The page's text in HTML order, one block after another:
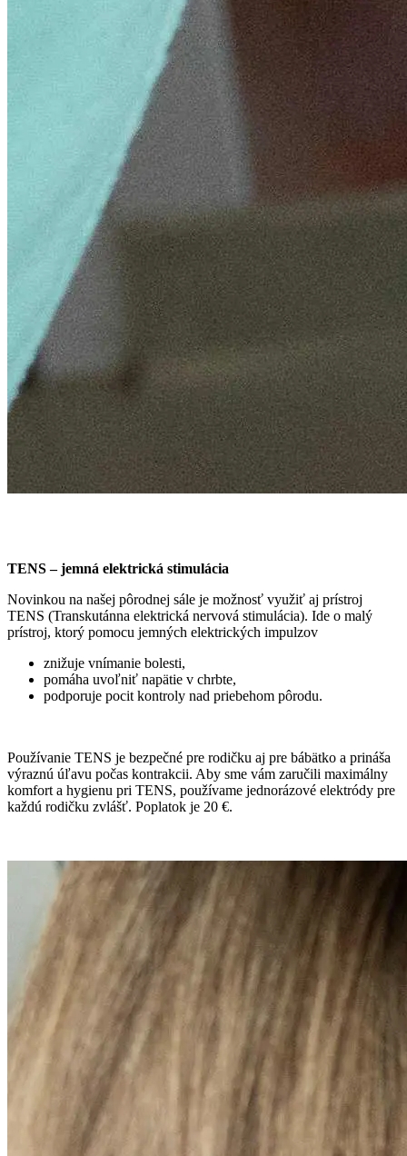
TENS – jemná elektrická stimulácia
Novinkou na našej pôrodnej sále je možnosť využiť aj prístroj
TENS (Transkutánna elektrická nervová stimulácia). Ide o malý
prístroj, ktorý pomocu jemných elektrických impulzov
znižuje vnímanie bolesti,
pomáha uvoľniť napätie v chrbte,
podporuje pocit kontroly nad priebehom pôrodu.
Používanie TENS je bezpečné pre rodičku aj pre bábätko a prináša
výraznú úľavu počas kontrakcii. Aby sme vám zaručili maximálny
komfort a hygienu pri TENS, používame jednorázové elektródy pre
každú rodičku zvlášť. Poplatok je 20 €.